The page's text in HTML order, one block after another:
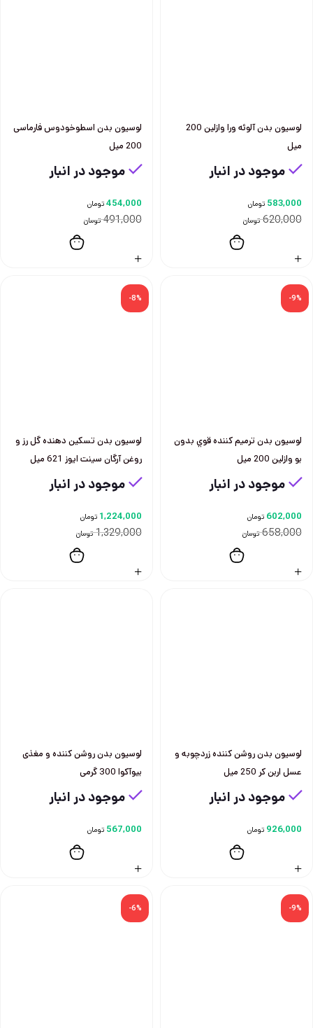
لوسيون بدن آلوئه ورا وازلين 200
ميل
موجود در انبار
620,000 تومان
583,000 تومان
لوسيون بدن اسطوخودوس فارماسی
200 ميل
موجود در انبار
491,000 تومان
454,000تومان
-9%
لوسيون بدن ترميم كننده قوي بدون
بو وازلين 200 ميل
موجود در انبار
658,000 تومان
602,000 تومان
-8%
لوسيون بدن تسكين دهنده گل رز و
روغن آرگان سينت ايوز 621 ميل
موجود در انبار
1,329,000 تومان
1,224,000 تومان
لوسيون بدن روشن كننده زردچوبه و
عسل اربن كر 250 ميل
موجود در انبار
926,000 تومان
لوسيون بدن روشن كننده و مغذی
بيوآكوا 300 گرمی
موجود در انبار
567,000 تومان
-9%
-6%